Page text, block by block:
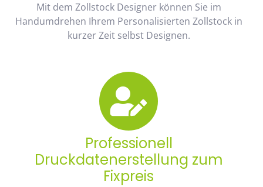
Mit dem Zollstock Designer können Sie im
Handumdrehen Ihrem Personalisierten Zollstock in
kurzer Zeit selbst Designen.
Professionell
Druckdatenerstellung zum
Fixpreis